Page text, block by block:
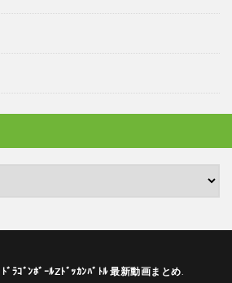
ﾄﾞﾗｺﾞﾝﾎﾞｰﾙZﾄﾞｯｶﾝﾊﾞﾄﾙ 最新動画まとめ